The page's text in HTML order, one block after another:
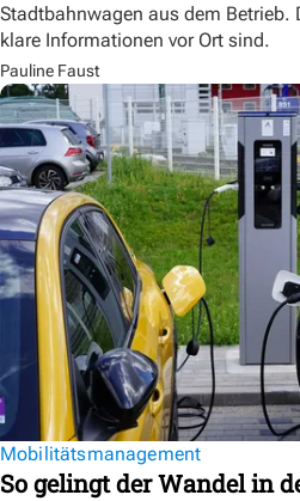
Stadtbahnwagen aus dem Betrieb.
klare Informationen vor Ort sind.
Pauline Faust
Mobilitätsmanagement
So gelingt der Wandel in